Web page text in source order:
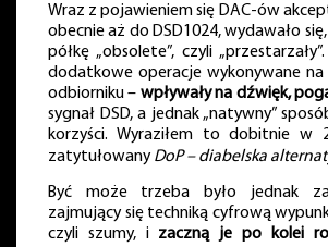
Wraz z pojawieniem się DAC-ów
obecnie aż do DSD1024, wydawało
półkę „obsolete”, czyli
dodatkowe operacje wykonywane na
odbiorniku – wpływały na dźwięk,
sygnał DSD, a jednak „natywny”
korzyści. Wyraziłem to dobitnie w
zatytułowanyDoP – diabelska
Być może trzeba było jednak
zajmujący się techniką cyfrową
czyli szumy, i zaczną je po kolei